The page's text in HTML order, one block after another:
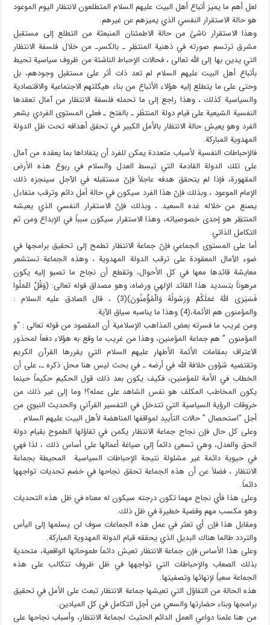
لعل أهم ما يميز أتباع أهل البيت عليهم السلام المتطلعون لانتظار اليوم الموعود
هو حالة الاستقرار النفسي الذي يميزهم عن غيرهم.
وهذا الاستقرار ناشئ من حالة الاطمئنان المنبعثة من التطلع إلى مستقبل
مشرق ترتسم صورته في ذهنية المنتظِر ـ بالكسرـ من خلال فلسفة الانتظار
التي يدين بها إلى الله تعالى ، فحالات الإحباط الناشئة من ظروف سياسية تحيط
بأتباع أهل البيت عليهم السلام لم تعد ذات أثر على مستقبل وجودهم، بل
وحتى على ما يتطلع إليه هؤلاء الأتباع من بناء هيكلتهم الاجتماعية والاقتصادية
والسياسية كذلك ، وهذا راجع إلى ما تحمله فلسفة الانتظار من آمال تعقدها
النفسية الشيعية على قيام دولة المنتظَر ـ بالفتح ـ فعلى المستوى الفردي يشعر
الفرد وهو يعيش حالة الانتظار بالأمل الكبير في تحقق أهدافه تحت ظل الدولة
المهدوية المباركة.
فالإحباطات النفسية لأسباب متعددة يمكن للفرد أن يتفاداها بما يعقده من آمال
على تلك الدولة القادمة التي تبسط العدل والسلام في ربوع هذه الأرض
المقهورة، فإذا لم يتحقق هدفه عاجلاً فإنّ مستقبله في الآجل سينجزه ذلك
الإمام الموعود ، وبذلك فإنّ هذا الفرد سيكون في حالة أمل دائم وترقب متفاءل
يصنع من خلاله غده السعيد ، وبذلك فإنّ الاستقرار النفسي الذي يعيشه
المنتظِر هو إحدى خصوصياته، وهذا الاستقرار سيكون سبباً في الإبداع ومن ثم
التكامل الذاتي.
أما على المستوى الجماعي فإنّ جماعة الانتظار تطمح إلى تحقيق برامجها في
ضوء الآمال المعقودة على ترقب الدولة المهدوية ، وهذه الجماعة تستشعر
معايشة قائدها معها في كل الأحوال، وتقطع أن نجاح ما تصبو إليه يكون
مرهوناً بتسديد هذا القائد الإلهي ورضاه، وهو مصداق قوله تعالى: (وَقُلْ اعْمَلُوا
فَسَيَرَى اللهُ عَمَلَكُمْ وَرَسُولُهُ وَالْمُؤْمِنُونَ)(3) ، قال الصادق عليه السلام :
والمؤمنون هم الأئمة،(4) وهذا ما يناسبه سياق الآية.
ومن غريب ما فسرته بعض المذاهب الإسلامية أن المقصود من قوله تعالى : “و
المؤمنون ” هم جماعة المؤمنين، وهذا من غريب ما وقع به هؤلاء دفعاً لمحذور
الاعتراف بمقامات الأئمة الأطهار عليهم السلام التي يقررها القرآن الكريم
وتقتضيه شؤون خلافة الله في أرضه ـ في بحث ليس هنا محل ذكره ـ، على أن
الخطاب في الأمة للمؤمنين، فكيف يكون بعد ذلك قول الحكيم حكيماً حينما
يكون المخاطب المكلف هو نفس الشاهد على عمله؟! وما إلى غير ذلك من
خروقات الرؤية السياسية التي تتدخل في التفسير القرآني والحديث النبوي من
أجل “استحصال ” حالات التأييد لمواقفها المناهضة لأهل البيت عليهم السلام .
وعلى كل حال فإن نجاح جماعة الانتظار يكمن في تفاؤلها الطموح بقيام دولة
الحق والعدل، وهي تسعى دائماً إلى صياغة أعمالها على أساس ذلك ، لذا فهي
في حيوية دائمة غير مشلولة نتيجة الإحباطات السياسية المحيطة بجماعة
الانتظار ، فضلاً عن أن هذه الجماعة تحقق نجاحها في خضم تحديات تواجهها
دائماً.
وعلى هذا فأي نجاح مهما تكون درجته سيكون له معناه في ظل هذه التحديات
وهو مكسب مهم وقضية خطيرة في ظل ذلك.
ومقابل هذا فإن أي تعثر في عمل هذه الجماعات سوف لن يسلمها إلى اليأس
والتردد طالما هناك البديل الذي يحققه قيام الدولة المهدوية المباركة.
وعلى هذا الأساس فإن جماعة الانتظار تعيش دائماً طموحاتها الواقعية، متحدية
بذلك الصعاب والإحباطات التي تواجهها في ظل ظروف تتكالب على هذه
الجماعة سعياً لإنهائها وتصفيتها.
هذه الحالة من التفاؤل التي تعيشها جماعة الانتظار تبعث على الأمل في تحقيق
برامجها وبناء حضارتها والسعي من أجل التكامل في كل الميادين.
من هنا علمنا دواعي العمل الدائم الحثيث لجماعة الانتظار، وأسباب نجاحها على